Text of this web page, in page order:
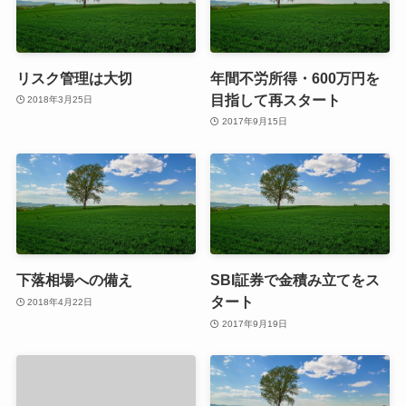
リスク管理は大切
2018年3月25日
年間不労所得・600万円を
目指して再スタート
2017年9月15日
下落相場への備え
2018年4月22日
SBI証券で金積み立てをス
タート
2017年9月19日